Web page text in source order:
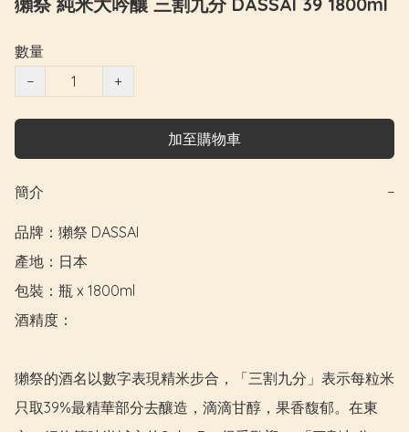
數量
−
+
加至購物車
簡介 −
品牌：獺祭 DASSAI
產地：日本
包裝：瓶 x 1800ml
酒精度：
獺祭的酒名以數字表現精米步合，「三割九分」表示每粒米
只取39%最精華部分去釀造，滴滴甘醇，果香馥郁。在東